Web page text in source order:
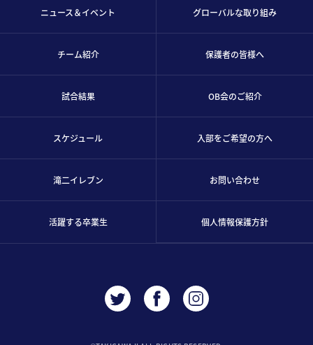
ニュース＆イベント
チーム紹介
試合結果
スケジュール
滝二イレブン
活躍する卒業生
グローバルな取り組み
保護者の皆様へ
OB会のご紹介
入部をご希望の方へ
お問い合わせ
個人情報保護方針